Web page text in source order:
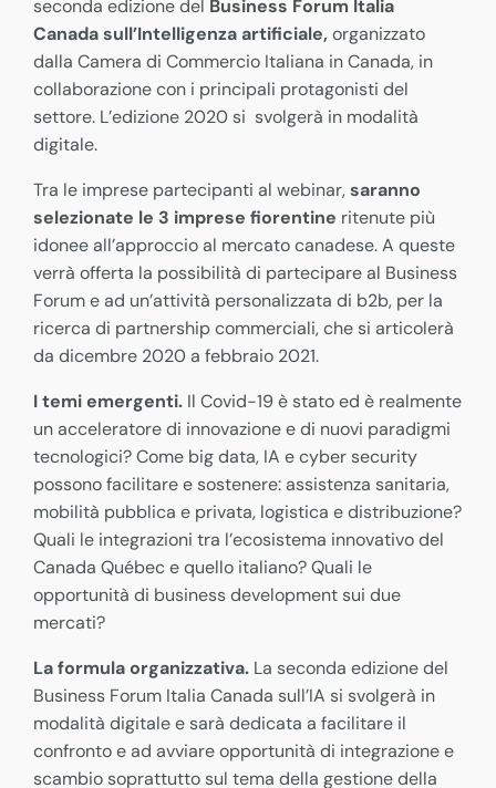
seconda edizione del Business Forum Italia
Canada sull’Intelligenza artificiale, organizzato
dalla Camera di Commercio Italiana in Canada, in
collaborazione con i principali protagonisti del
settore. L’edizione 2020 si svolgerà in modalità
digitale.
Tra le imprese partecipanti al webinar,saranno
selezionate le 3 imprese fiorentine ritenute più
idonee all’approccio al mercato canadese. A queste
verrà offerta la possibilità di partecipare al Business
Forum e ad un’attività personalizzata di b2b, per la
ricerca di partnership commerciali, che si articolerà
da dicembre 2020 a febbraio 2021.
I temi emergenti. Il Covid-19 è stato ed è realmente
un acceleratore di innovazione e di nuovi paradigmi
tecnologici? Come big data, IA e cyber security
possono facilitare e sostenere: assistenza sanitaria,
mobilità pubblica e privata, logistica e distribuzione?
Quali le integrazioni tra l’ecosistema innovativo del
Canada Québec e quello italiano? Quali le
opportunità di business development sui due
mercati?
La formula organizzativa. La seconda edizione del
Business Forum Italia Canada sull’IA si svolgerà in
modalità digitale e sarà dedicata a facilitare il
confronto e ad avviare opportunità di integrazione e
scambio soprattutto sul tema della gestione della